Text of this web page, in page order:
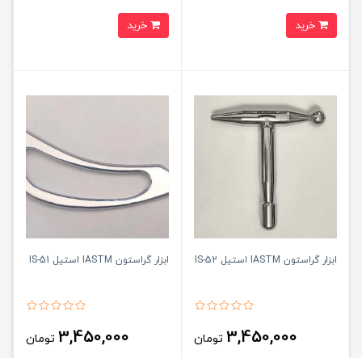
ابزار گراستون IASTM استیل IS-52
3,450,000 تومان
ابزار گراستون IASTM استیل IS-51
3,450,000 تومان